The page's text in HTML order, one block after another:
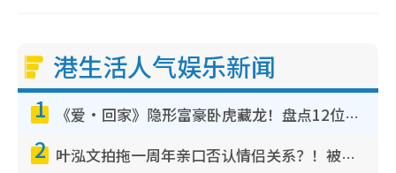
港生活人气娱乐新闻
1 《爱·回家》隐形富豪卧虎藏龙！盘点12位财气逼人的有钱艺人：这位美女3亿身家不愁做
2 叶泓文拍拖一周年亲口否认情侣关系？！被质疑感情造假竟称GM“普通同事”